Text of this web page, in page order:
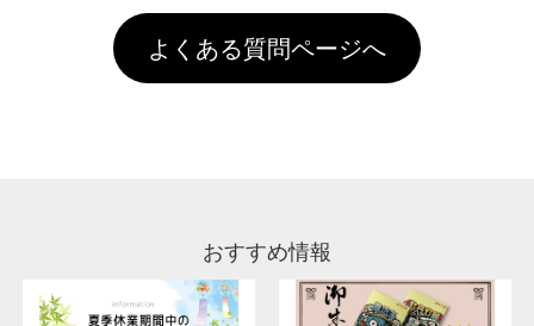
頂いても、ログインがされていなければ、ラン
クにカウントがされません。
害な性質で、水洗いで落とすことが可能です。
お手数ですが、お客様ご自身にて着用前に落と
していただけますようお願いいたします。※1
通常注文・直送機能でのご注文に関わらず、前
引」などによるお値引きで4,000円未満になる
場合は送料がかかりますので、ご注意くださ
い。
よくある質問ページへ
おすすめ情報